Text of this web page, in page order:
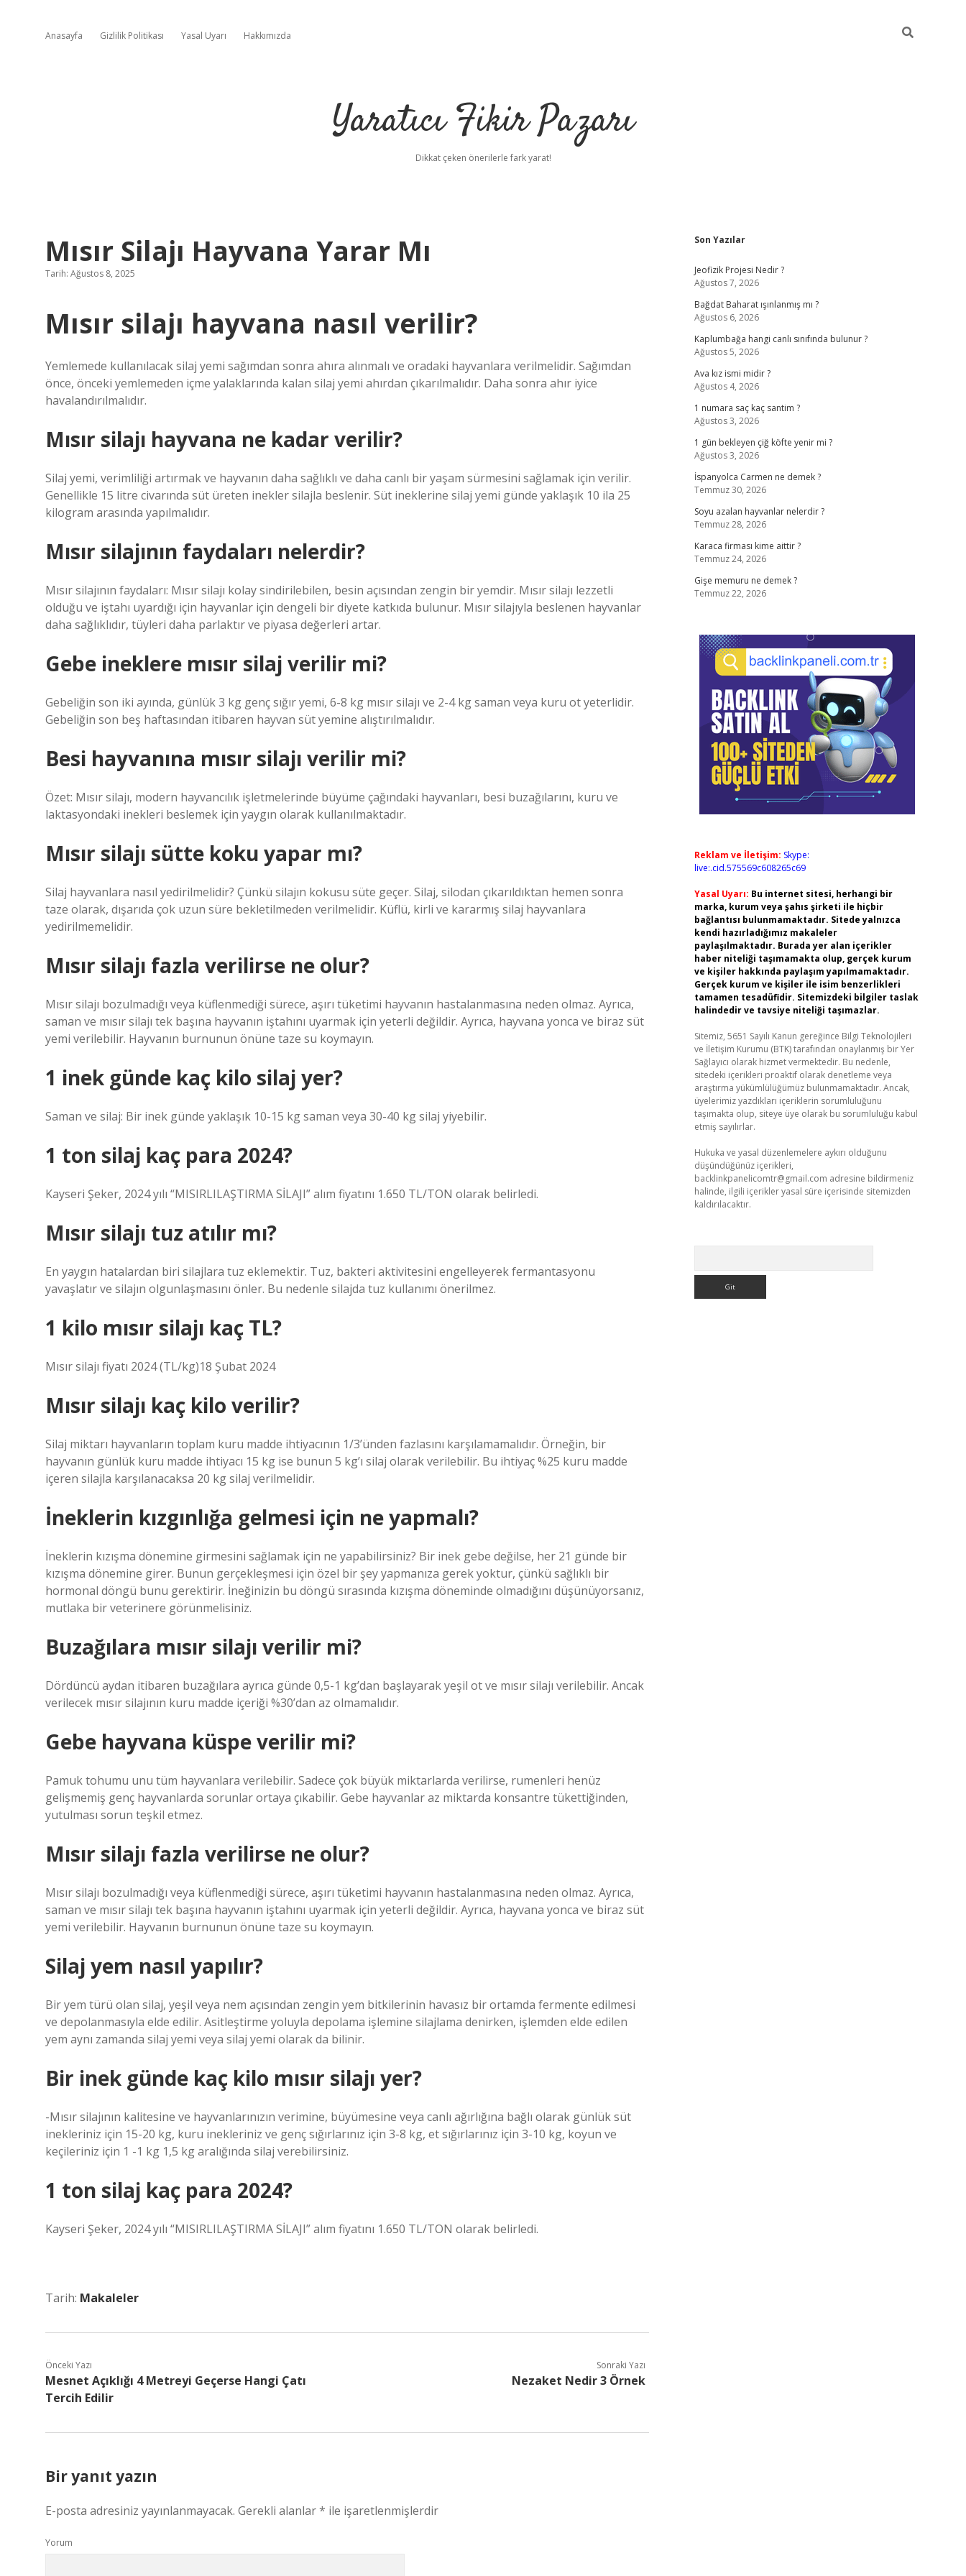
Anasayfa Gizlilik Politikası Yasal Uyarı Hakkımızda
Yaratıcı Fikir Pazarı
Dikkat çeken önerilerle fark yarat!
Mısır Silajı Hayvana Yarar Mı
Tarih: Ağustos 8, 2025
Mısır silajı hayvana nasıl verilir?
Yemlemede kullanılacak silaj yemi sağımdan sonra ahıra alınmalı ve oradaki hayvanlara verilmelidir. Sağımdan
önce, önceki yemlemeden içme yalaklarında kalan silaj yemi ahırdan çıkarılmalıdır. Daha sonra ahır iyice
havalandırılmalıdır.
Mısır silajı hayvana ne kadar verilir?
Silaj yemi, verimliliği artırmak ve hayvanın daha sağlıklı ve daha canlı bir yaşam sürmesini sağlamak için verilir.
Genellikle 15 litre civarında süt üreten inekler silajla beslenir. Süt ineklerine silaj yemi günde yaklaşık 10 ila 25
kilogram arasında yapılmalıdır.
Mısır silajının faydaları nelerdir?
Mısır silajının faydaları: Mısır silajı kolay sindirilebilen, besin açısından zengin bir yemdir. Mısır silajı lezzetli
olduğu ve iştahı uyardığı için hayvanlar için dengeli bir diyete katkıda bulunur. Mısır silajıyla beslenen hayvanlar
daha sağlıklıdır, tüyleri daha parlaktır ve piyasa değerleri artar.
Gebe ineklere mısır silaj verilir mi?
Gebeliğin son iki ayında, günlük 3 kg genç sığır yemi, 6-8 kg mısır silajı ve 2-4 kg saman veya kuru ot yeterlidir.
Gebeliğin son beş haftasından itibaren hayvan süt yemine alıştırılmalıdır.
Besi hayvanına mısır silajı verilir mi?
Özet: Mısır silajı, modern hayvancılık işletmelerinde büyüme çağındaki hayvanları, besi buzağılarını, kuru ve
laktasyondaki inekleri beslemek için yaygın olarak kullanılmaktadır.
Mısır silajı sütte koku yapar mı?
Silaj hayvanlara nasıl yedirilmelidir? Çünkü silajın kokusu süte geçer. Silaj, silodan çıkarıldıktan hemen sonra
taze olarak, dışarıda çok uzun süre bekletilmeden verilmelidir. Küflü, kirli ve kararmış silaj hayvanlara
yedirilmemelidir.
Mısır silajı fazla verilirse ne olur?
Mısır silajı bozulmadığı veya küflenmediği sürece, aşırı tüketimi hayvanın hastalanmasına neden olmaz. Ayrıca,
saman ve mısır silajı tek başına hayvanın iştahını uyarmak için yeterli değildir. Ayrıca, hayvana yonca ve biraz süt
yemi verilebilir. Hayvanın burnunun önüne taze su koymayın.
1 inek günde kaç kilo silaj yer?
Saman ve silaj: Bir inek günde yaklaşık 10-15 kg saman veya 30-40 kg silaj yiyebilir.
1 ton silaj kaç para 2024?
Kayseri Şeker, 2024 yılı “MISIRLILAŞTIRMA SİLAJI” alım fiyatını 1.650 TL/TON olarak belirledi.
Mısır silajı tuz atılır mı?
En yaygın hatalardan biri silajlara tuz eklemektir. Tuz, bakteri aktivitesini engelleyerek fermantasyonu
yavaşlatır ve silajın olgunlaşmasını önler. Bu nedenle silajda tuz kullanımı önerilmez.
1 kilo mısır silajı kaç TL?
Mısır silajı fiyatı 2024 (TL/kg)18 Şubat 2024
Mısır silajı kaç kilo verilir?
Silaj miktarı hayvanların toplam kuru madde ihtiyacının 1/3’ünden fazlasını karşılamamalıdır. Örneğin, bir
hayvanın günlük kuru madde ihtiyacı 15 kg ise bunun 5 kg’ı silaj olarak verilebilir. Bu ihtiyaç %25 kuru madde
içeren silajla karşılanacaksa 20 kg silaj verilmelidir.
İneklerin kızgınlığa gelmesi için ne yapmalı?
İneklerin kızışma dönemine girmesini sağlamak için ne yapabilirsiniz? Bir inek gebe değilse, her 21 günde bir
kızışma dönemine girer. Bunun gerçekleşmesi için özel bir şey yapmanıza gerek yoktur, çünkü sağlıklı bir
hormonal döngü bunu gerektirir. İneğinizin bu döngü sırasında kızışma döneminde olmadığını düşünüyorsanız,
mutlaka bir veterinere görünmelisiniz.
Buzağılara mısır silajı verilir mi?
Dördüncü aydan itibaren buzağılara ayrıca günde 0,5-1 kg’dan başlayarak yeşil ot ve mısır silajı verilebilir. Ancak
verilecek mısır silajının kuru madde içeriği %30’dan az olmamalıdır.
Gebe hayvana küspe verilir mi?
Pamuk tohumu unu tüm hayvanlara verilebilir. Sadece çok büyük miktarlarda verilirse, rumenleri henüz
gelişmemiş genç hayvanlarda sorunlar ortaya çıkabilir. Gebe hayvanlar az miktarda konsantre tükettiğinden,
yutulması sorun teşkil etmez.
Mısır silajı fazla verilirse ne olur?
Mısır silajı bozulmadığı veya küflenmediği sürece, aşırı tüketimi hayvanın hastalanmasına neden olmaz. Ayrıca,
saman ve mısır silajı tek başına hayvanın iştahını uyarmak için yeterli değildir. Ayrıca, hayvana yonca ve biraz süt
yemi verilebilir. Hayvanın burnunun önüne taze su koymayın.
Silaj yem nasıl yapılır?
Bir yem türü olan silaj, yeşil veya nem açısından zengin yem bitkilerinin havasız bir ortamda fermente edilmesi
ve depolanmasıyla elde edilir. Asitleştirme yoluyla depolama işlemine silajlama denirken, işlemden elde edilen
yem aynı zamanda silaj yemi veya silaj yemi olarak da bilinir.
Bir inek günde kaç kilo mısır silajı yer?
-Mısır silajının kalitesine ve hayvanlarınızın verimine, büyümesine veya canlı ağırlığına bağlı olarak günlük süt
inekleriniz için 15-20 kg, kuru inekleriniz ve genç sığırlarınız için 3-8 kg, et sığırlarınız için 3-10 kg, koyun ve
keçileriniz için 1 -1 kg 1,5 kg aralığında silaj verebilirsiniz.
1 ton silaj kaç para 2024?
Kayseri Şeker, 2024 yılı “MISIRLILAŞTIRMA SİLAJI” alım fiyatını 1.650 TL/TON olarak belirledi.
Tarih: Makaleler
Önceki Yazı
Mesnet Açıklığı 4 Metreyi Geçerse Hangi Çatı
Tercih Edilir
Sonraki Yazı
Nezaket Nedir 3 Örnek
Bir yanıt yazın
E-posta adresiniz yayınlanmayacak. Gerekli alanlar* ile işaretlenmişlerdir
Yorum
Sidebar
Son Yazılar
Jeofizik Projesi Nedir ?
Ağustos 7, 2026
Bağdat Baharat ışınlanmış mı ?
Ağustos 6, 2026
Kaplumbağa hangi canlı sınıfında bulunur ?
Ağustos 5, 2026
Ava kız ismi midir ?
Ağustos 4, 2026
1 numara saç kaç santim ?
Ağustos 3, 2026
1 gün bekleyen çiğ köfte yenir mi ?
Ağustos 3, 2026
İspanyolca Carmen ne demek ?
Temmuz 30, 2026
Soyu azalan hayvanlar nelerdir ?
Temmuz 28, 2026
Karaca firması kime aittir ?
Temmuz 24, 2026
Gişe memuru ne demek ?
Temmuz 22, 2026
Reklam ve İletişim: Skype:
live:.cid.575569c608265c69
Yasal Uyarı: Bu internet sitesi, herhangi bir
marka, kurum veya şahıs şirketi ile hiçbir
bağlantısı bulunmamaktadır. Sitede yalnızca
kendi hazırladığımız makaleler
paylaşılmaktadır. Burada yer alan içerikler
haber niteliği taşımamakta olup, gerçek kurum
ve kişiler hakkında paylaşım yapılmamaktadır.
Gerçek kurum ve kişiler ile isim benzerlikleri
tamamen tesadüfidir. Sitemizdeki bilgiler taslak
halindedir ve tavsiye niteliği taşımazlar.
Sitemiz, 5651 Sayılı Kanun gereğince Bilgi Teknolojileri
ve İletişim Kurumu (BTK) tarafından onaylanmış bir Yer
Sağlayıcı olarak hizmet vermektedir. Bu nedenle,
sitedeki içerikleri proaktif olarak denetleme veya
araştırma yükümlülüğümüz bulunmamaktadır. Ancak,
üyelerimiz yazdıkları içeriklerin sorumluluğunu
taşımakta olup, siteye üye olarak bu sorumluluğu kabul
etmiş sayılırlar.
Hukuka ve yasal düzenlemelere aykırı olduğunu
düşündüğünüz içerikleri,
backlinkpanelicomtr@gmail.com adresine bildirmeniz
halinde, ilgili içerikler yasal süre içerisinde sitemizden
kaldırılacaktır.